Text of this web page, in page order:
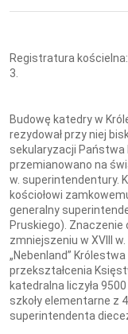
Registratura
3.
Budowę katedry w
rezydował przy niej
sekularyzacji Państwa
przemianowano na
w. superintendentury.
kościołowi
generalny
Pruskiego). Znaczenie
zmniejszeniu w XVIII
„Nebenland”
przekształcenia
katedralna liczyła
szkoły elementarne z
superintendenta